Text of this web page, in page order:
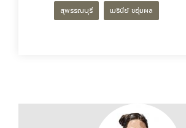
สุพรรณบุรี เมธินีย์ ชอุ่มผล